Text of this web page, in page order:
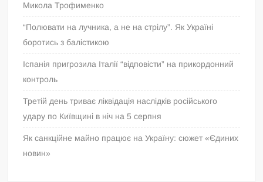
Микола Трофименко
“Полювати на лучника, а не на стрілу”. Як Україні
боротись з балістикою
Іспанія пригрозила Італії “відповісти” на прикордонний
контроль
Третій день триває ліквідація наслідків російського
удару по Київщині в ніч на 5 серпня
Як санкційне майно працює на Україну: сюжет «Єдиних
новин»